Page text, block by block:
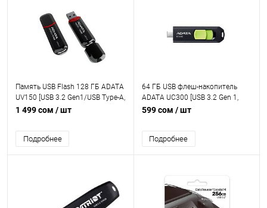
Память USB Flash 128 ГБ ADATA
UV150 [USB 3.2 Gen1/USB Type-A,
монолит с колпачком, пластик]
1 499 сом / шт
Подробнее
64 ГБ USB флеш-накопитель
ADATA UC300 [USB 3.2 Gen 1,
чтение — до 100 МБ/с,
зеленый]
599 сом / шт
Подробнее